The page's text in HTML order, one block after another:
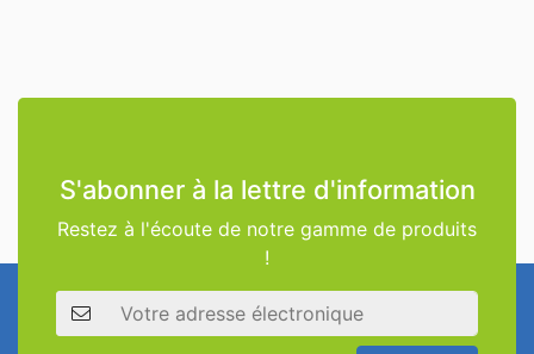
S'abonner à la lettre d'information
Restez à l'écoute de notre gamme de produits
!
Adresse électronique